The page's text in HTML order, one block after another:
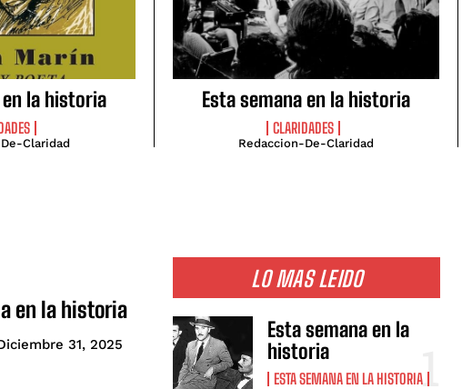
en la historia
Claridad
Esta semana en la historia
CLARIDADES
Redaccion-De-Claridad
en la historia
31, 2025
LO MAS LEIDO
Esta semana en la
historia
ESTA SEMANA EN LA HISTORIA